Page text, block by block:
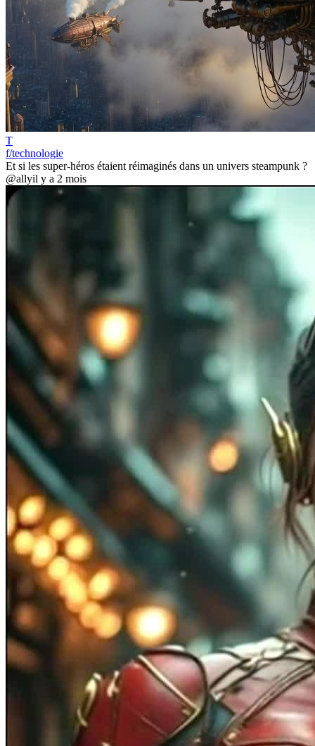
T
f/technologie
Et si les super-héros étaient réimaginés dans un univers steampunk ?
@allyil y a 2 mois